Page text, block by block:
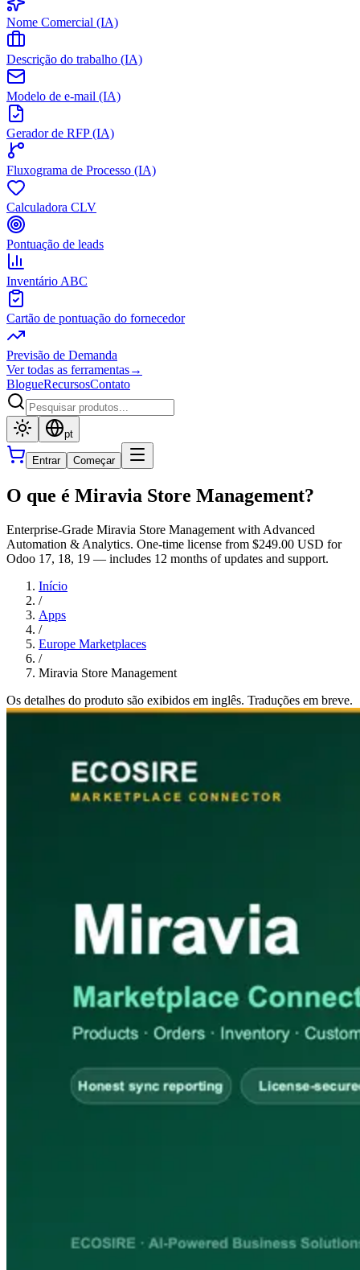
Nome Comercial (IA)
Descrição do trabalho (IA)
Modelo de e-mail (IA)
Gerador de RFP (IA)
Fluxograma de Processo (IA)
Calculadora CLV
Pontuação de leads
Inventário ABC
Cartão de pontuação do fornecedor
Previsão de Demanda
Ver todas as ferramentas→
BlogueRecursosContato
pt
Entrar Começar
O que é Miravia Store Management?
Enterprise-Grade Miravia Store Management with Advanced
Automation & Analytics. One-time license from $249.00 USD for
Odoo 17, 18, 19 — includes 12 months of updates and support.
Início
/
Apps
/
Europe Marketplaces
/
Miravia Store Management
Os detalhes do produto são exibidos em inglês. Traduções em breve.